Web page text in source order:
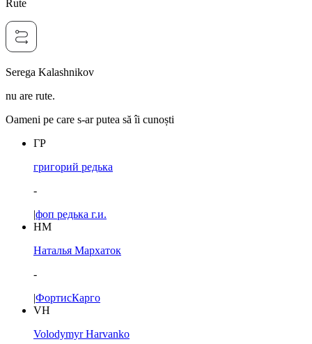
Rute
Serega Kalashnikov
nu are rute.
Oameni pe care s-ar putea să îi cunoști
ГР
григорий редька
-
|фоп редька г.и.
НМ
Наталья Мархаток
-
|ФортисКарго
VH
Volodymyr Harvanko